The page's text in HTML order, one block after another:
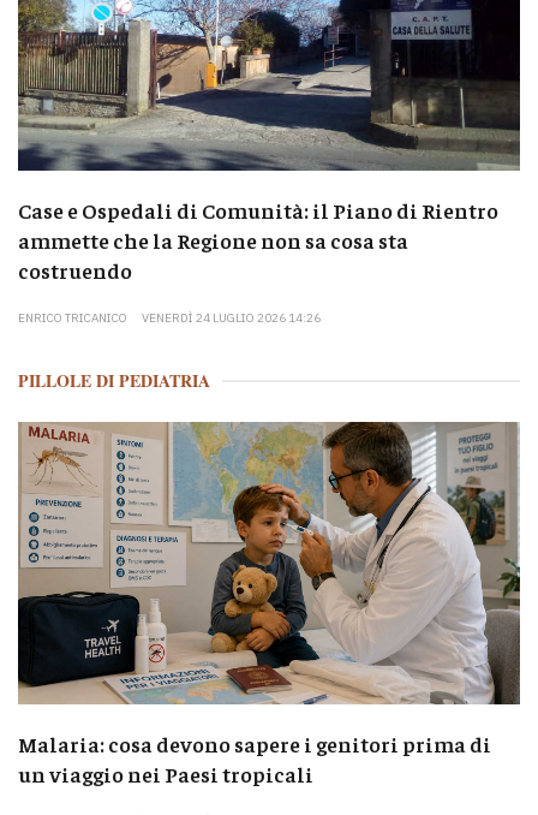
Case e Ospedali di Comunità: il Piano di Rientro
ammette che la Regione non sa cosa sta
costruendo
ENRICO TRICANICO VENERDÌ 24 LUGLIO 2026 14:26
PILLOLE DI PEDIATRIA
Malaria: cosa devono sapere i genitori prima di
un viaggio nei Paesi tropicali